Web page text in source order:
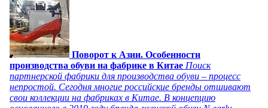
Поворот к Азии. Особенности
производства обуви на фабрике в Китае Поиск
партнерской фабрики для производства обуви – процесс
непростой. Сегодня многие российские бренды отшивают
свои коллекции на фабриках в Китае. В концепцию